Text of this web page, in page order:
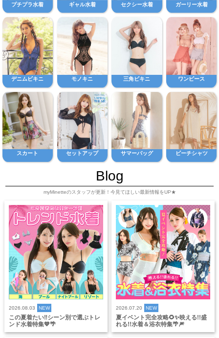
プチプラ水着 ギャル水着 セクシー水着 ガーリー水着
デニムビキニ モノキニ 三角ビキニ ワンピース
スカート セットアップ サマーバッグ ビーチシャツ
Blog
myMinetteのスタッフが更新！今見てほしい最新情報をUP★
2026.08.03 NEW
この夏着たい‼️シーン別で選ぶトレ
ンド水着特集💙🌴
2026.07.20 NEW
夏イベント完全攻略🌻✨映える!!盛
れる!!水着＆浴衣特集🌴🎆